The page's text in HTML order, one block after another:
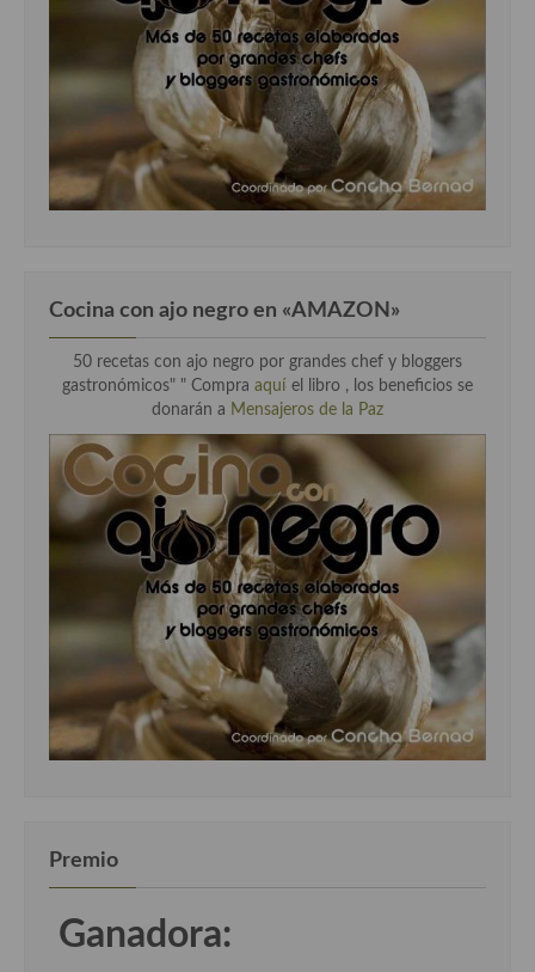
Cocina con ajo negro en «AMAZON»
50 recetas con ajo negro por grandes chef y bloggers
gastronómicos" " Compra aquí el libro , los beneficios se
donarán a Mensajeros de la Paz
Premio
Ganadora: